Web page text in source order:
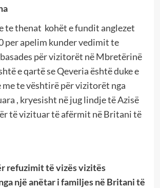
te thenat kohët e fundit anglezet
per apelim kunder vedimit te
për vizitorët në Mbretërinë
e qartë se Qeveria është duke e
me te vështirë për vizitorët nga
, kryesisht në jug lindje të Azisë
të vizituar të afërmit në Britani të
refuzimit të vizës vizitës
një anëtar i familjes në Britani të